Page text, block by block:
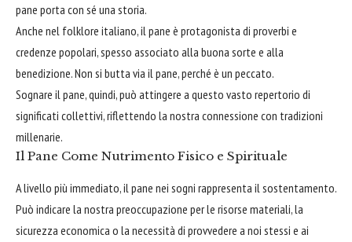
pane porta con sé una storia.
Anche nel folklore italiano, il pane è protagonista di proverbi e
credenze popolari, spesso associato alla buona sorte e alla
benedizione. Non si butta via il pane, perché è un peccato.
Sognare il pane, quindi, può attingere a questo vasto repertorio di
significati collettivi, riflettendo la nostra connessione con tradizioni
millenarie.
Il Pane Come Nutrimento Fisico e Spirituale
A livello più immediato, il pane nei sogni rappresenta il sostentamento.
Può indicare la nostra preoccupazione per le risorse materiali, la
sicurezza economica o la necessità di provvedere a noi stessi e ai